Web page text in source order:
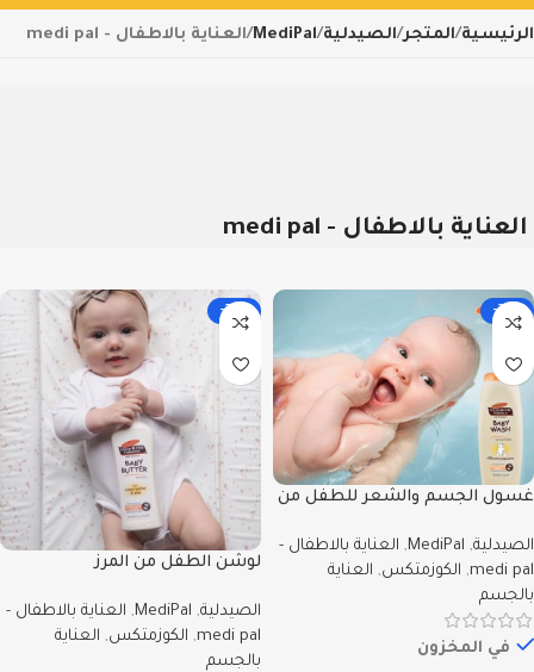
الرئيسية المتجر الصيدلية MediPal العناية بالاطفال - medi pal
العناية بالاطفال - medi pal
-22%
غسول الجسم والشعر للطفل من
الصيدلية,
MediPal
, العناية بالاطفال -
medi pal
, الكوزمتكس, العناية
بالجسم
في المخزون
-22%
لوشن الطفل من المرز
الصيدلية,
MediPal
, العناية بالاطفال -
medi pal
, الكوزمتكس, العناية
بالجسم